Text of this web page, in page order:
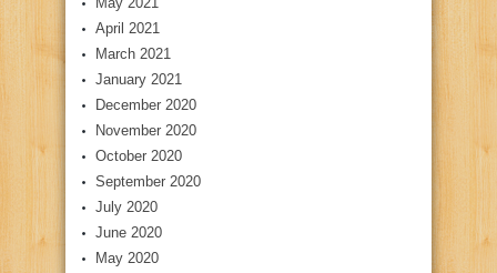
April 2021
March 2021
January 2021
December 2020
November 2020
October 2020
September 2020
July 2020
June 2020
May 2020